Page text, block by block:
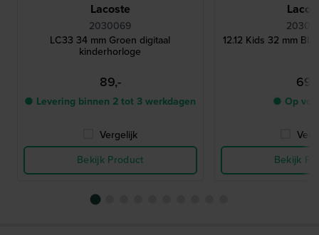
Lacoste
2030069
LC33 34 mm Groen digitaal
kinderhorloge
89,-
● Levering binnen 2 tot 3 werkdagen
Vergelijk
Bekijk Product
12.12 Kids 32 mm
69,-
● Op
Bekijk